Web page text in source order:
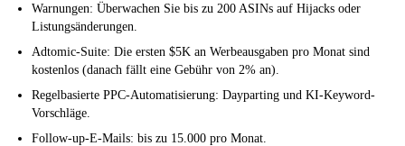
Warnungen: Überwachen Sie bis zu 200 ASINs auf Hijacks oder
Listungsänderungen.
Adtomic-Suite: Die ersten $5K an Werbeausgaben pro Monat sind
kostenlos (danach fällt eine Gebühr von 2% an).
Regelbasierte PPC-Automatisierung: Dayparting und KI-Keyword-
Vorschläge.
Follow-up-E-Mails: bis zu 15.000 pro Monat.